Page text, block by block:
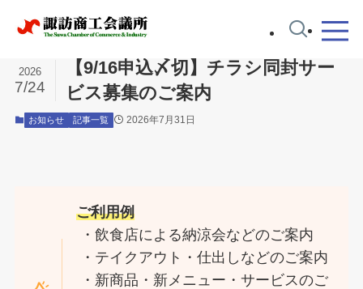
ホーム お知らせ
【9/16申込〆切】チラシ同封サー
ビス募集のご案内
2026
7/24
お知らせ 記事一覧 2026年7月31日
ご利用例
・飲食店による納涼会などのご案内
・テイクアウト・仕出しなどのご案内
・新商品・新メニュー・サービスのご